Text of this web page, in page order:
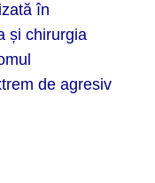
în
și chirurgia
de agresiv